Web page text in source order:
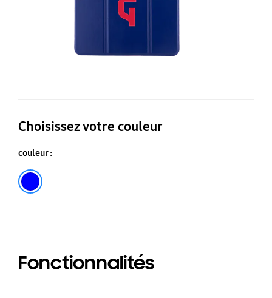
Choisissez votre couleur
couleur :
Fonctionnalités